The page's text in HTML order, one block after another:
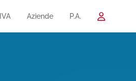
Aziende P.A.